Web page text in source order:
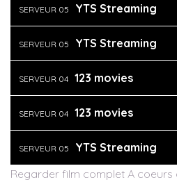
SERVEUR 05 YTS Streaming
SERVEUR 05 YTS Streaming
SERVEUR 04 123 movies
SERVEUR 04 123 movies
SERVEUR 05 YTS Streaming
Regarder film complet A